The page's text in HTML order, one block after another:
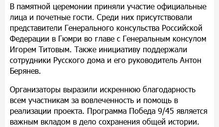
В памятной церемонии приняли участие официальные
лица и почетные гости. Среди них присутствовали
представители Генерального консульства Российской
Федерации в Гюмри во главе с Генеральным консулом
Игорем Титовым. Также инициативу поддержали
сотрудники Русского дома и его руководитель Антон
Берянев.
Организаторы выразили искреннюю благодарность
всем участникам за вовлеченность и помощь в
реализации проекта. Программа Победа 9/45 является
важным вкладом в дело сохранения общей истории.